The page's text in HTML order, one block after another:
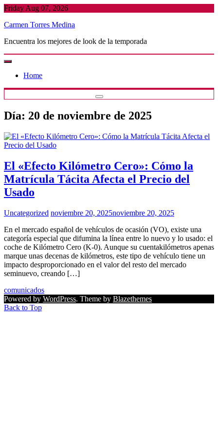
Skip
content
Friday Aug 07, 2026
Carmen Torres Medina
Encuentra los mejores de look de la temporada
Home
Día: 20 de noviembre de 2025
El «Efecto Kilómetro Cero»: Cómo la
Matrícula Tácita Afecta el Precio del
Usado
Uncategorized noviembre 20, 2025noviembre 20, 2025
En el mercado español de vehículos de ocasión (VO), existe una
categoría especial que difumina la línea entre lo nuevo y lo usado: el
coche de Kilómetro Cero (K-0). Aunque su cuentakilómetros apenas
marque unas decenas de kilómetros, este tipo de vehículo tiene un
impacto desproporcionado en el valor del resto del mercado
seminuevo, creando […]
comunicados
Powered by WordPress. Theme by Blazethemes
Back to Top